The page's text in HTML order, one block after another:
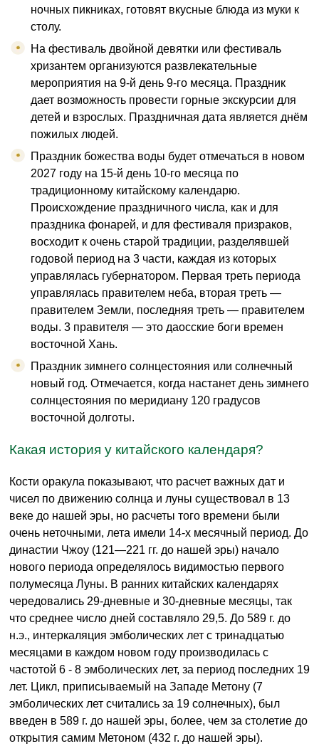
ночных пикниках, готовят вкусные блюда из муки к
столу.
На фестиваль двойной девятки или фестиваль
хризантем организуются развлекательные
мероприятия на 9-й день 9-го месяца. Праздник
дает возможность провести горные экскурсии для
детей и взрослых. Праздничная дата является днём
пожилых людей.
Праздник божества воды будет отмечаться в новом
2027 году на 15-й день 10-го месяца по
традиционному китайскому календарю.
Происхождение праздничного числа, как и для
праздника фонарей, и для фестиваля призраков,
восходит к очень старой традиции, разделявшей
годовой период на 3 части, каждая из которых
управлялась губернатором. Первая треть периода
управлялась правителем неба, вторая треть —
правителем Земли, последняя треть — правителем
воды. 3 правителя — это даосские боги времен
восточной Хань.
Праздник зимнего солнцестояния или солнечный
новый год. Отмечается, когда настанет день зимнего
солнцестояния по меридиану 120 градусов
восточной долготы.
Какая история у китайского календаря?
Кости оракула показывают, что расчет важных дат и
чисел по движению солнца и луны существовал в 13
веке до нашей эры, но расчеты того времени были
очень неточными, лета имели 14-х месячный период. До
династии Чжоу (121—221 гг. до нашей эры) начало
нового периода определялось видимостью первого
полумесяца Луны. В ранних китайских календарях
чередовались 29-дневные и 30-дневные месяцы, так
что среднее число дней составляло 29,5. До 589 г. до
н.э., интеркаляция эмболических лет с тринадцатью
месяцами в каждом новом году производилась с
частотой 6 - 8 эмболических лет, за период последних 19
лет. Цикл, приписываемый на Западе Метону (7
эмболических лет считались за 19 солнечных), был
введен в 589 г. до нашей эры, более, чем за столетие до
открытия самим Метоном (432 г. до нашей эры).